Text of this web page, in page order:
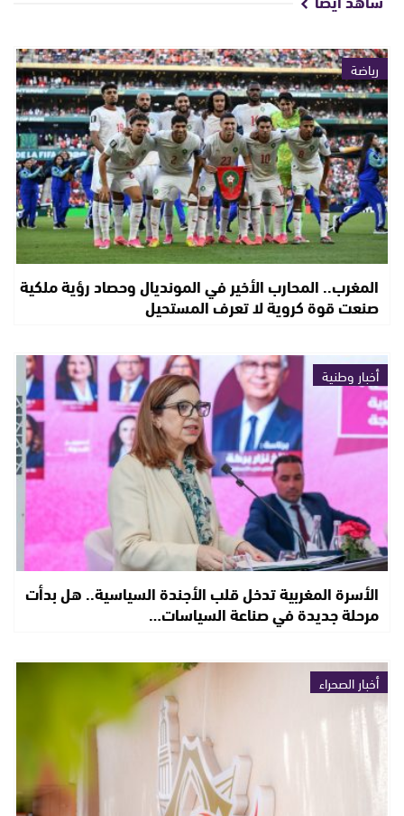
رياضة
المغرب.. المحارب الأخير في المونديال وحصاد رؤية ملكية
صنعت قوة كروية لا تعرف المستحيل
أخبار وطنية
الأسرة المغربية تدخل قلب الأجندة السياسية.. هل بدأت
مرحلة جديدة في صناعة السياسات…
أخبار الصحراء